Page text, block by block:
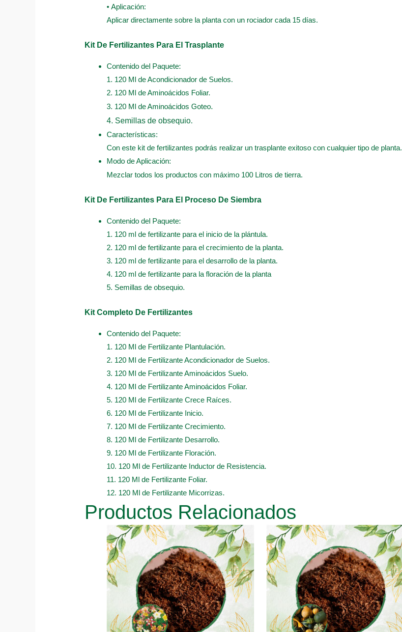
• Aplicación:
Aplicar directamente sobre la planta con un rociador cada 15 días.
Kit De Fertilizantes Para El Trasplante
Contenido del Paquete:
1. 120 Ml de Acondicionador de Suelos.
2. 120 Ml de Aminoácidos Foliar.
3. 120 Ml de Aminoácidos Goteo.
4. Semillas de obsequio.
Características:
Con este kit de fertilizantes podrás realizar un trasplante exitoso con cualquier tipo de planta.
Modo de Aplicación:
Mezclar todos los productos con máximo 100 Litros de tierra.
Kit De Fertilizantes Para El Proceso De Siembra
Contenido del Paquete:
1. 120 ml de fertilizante para el inicio de la plántula.
2. 120 ml de fertilizante para el crecimiento de la planta.
3. 120 ml de fertilizante para el desarrollo de la planta.
4. 120 ml de fertilizante para la floración de la planta
5. Semillas de obsequio.
Kit Completo De Fertilizantes
Contenido del Paquete:
1. 120 Ml de Fertilizante Plantulación.
2. 120 Ml de Fertilizante Acondicionador de Suelos.
3. 120 Ml de Fertilizante Aminoácidos Suelo.
4. 120 Ml de Fertilizante Aminoácidos Foliar.
5. 120 Ml de Fertilizante Crece Raíces.
6. 120 Ml de Fertilizante Inicio.
7. 120 Ml de Fertilizante Crecimiento.
8. 120 Ml de Fertilizante Desarrollo.
9. 120 Ml de Fertilizante Floración.
10. 120 Ml de Fertilizante Inductor de Resistencia.
11. 120 Ml de Fertilizante Foliar.
12. 120 Ml de Fertilizante Micorrizas.
Productos Relacionados